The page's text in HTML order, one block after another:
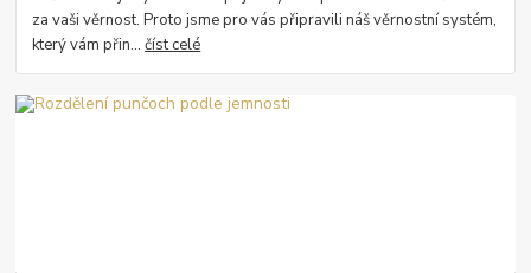
za vaši věrnost. Proto jsme pro vás připravili náš věrnostní systém,
který vám přin...číst celé